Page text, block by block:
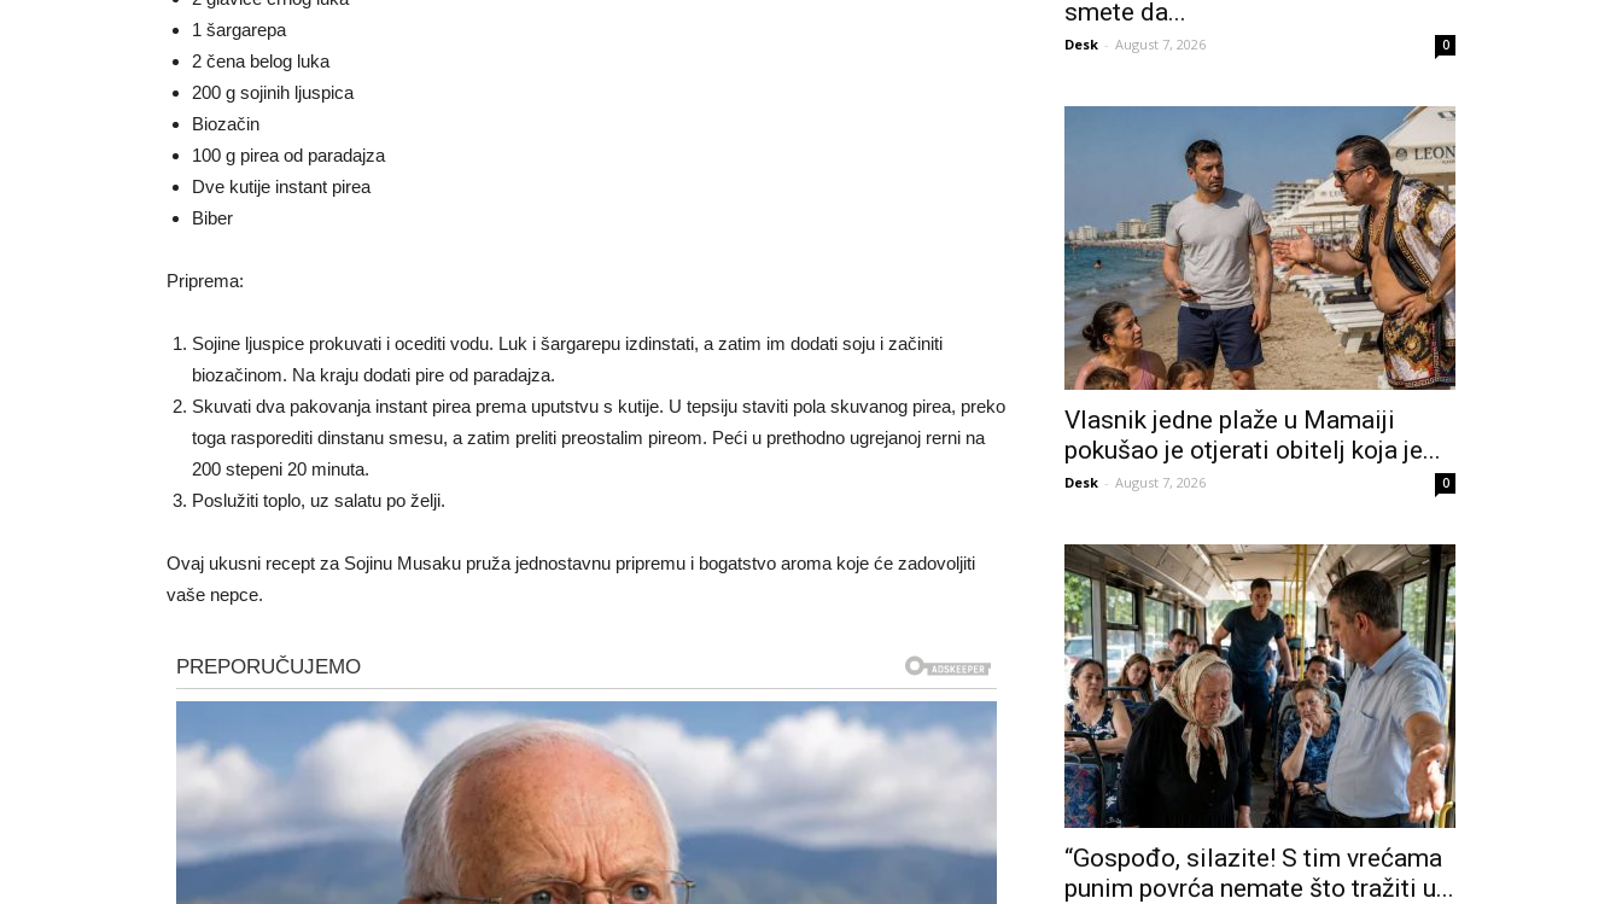
1 šargarepa
2 čena belog luka
200 g sojinih ljuspica
Biozačin
100 g pirea od paradajza
Dve kutije instant pirea
Biber
Priprema:
Sojine ljuspice prokuvati i ocediti vodu. Luk i šargarepu izdinstati, a zatim im dodati soju i začiniti
biozačinom. Na kraju dodati pire od paradajza.
Skuvati dva pakovanja instant pirea prema uputstvu s kutije. U tepsiju staviti pola skuvanog pirea, preko
toga rasporediti dinstanu smesu, a zatim preliti preostalim pireom. Peći u prethodno ugrejanoj rerni na
200 stepeni 20 minuta.
Poslužiti toplo, uz salatu po želji.
Ovaj ukusni recept za Sojinu Musaku pruža jednostavnu pripremu i bogatstvo aroma koje će zadovoljiti
vaše nepce.
smete da...
Desk - August 7, 2026 0
Vlasnik jedne plaže u Mamaiji
pokušao je otjerati obitelj koja je...
Desk - August 7, 2026 0
“Gospođo, silazite! S tim vrećama
punim povrća nemate što tražiti u...